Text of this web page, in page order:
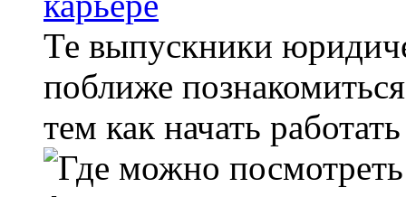
Те выпускники
поближе
тем как начать